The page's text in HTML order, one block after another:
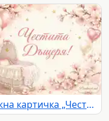
Нежна картичка „Честита Дъщеря!“ с бебешка люлка, розови цветя и балони